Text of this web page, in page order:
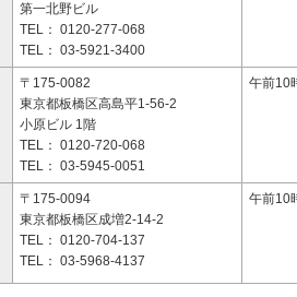
第一北野ビル
TEL： 0120-277-068
TEL： 03-5921-3400
〒175-0082
東京都板橋区高島平1-56-2
小原ビル 1階
TEL： 0120-720-068
TEL： 03-5945-0051
午前10
〒175-0094
東京都板橋区成増2-14-2
TEL： 0120-704-137
TEL： 03-5968-4137
午前10